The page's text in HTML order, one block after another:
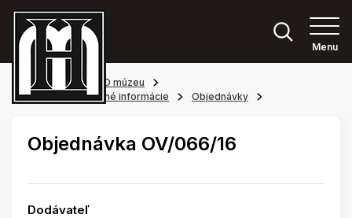
Menu
Hlavná stránka
O múzeu
Povinne zverejňované informácie
Objednávky
Objednávka OV/066/16
Dodávateľ